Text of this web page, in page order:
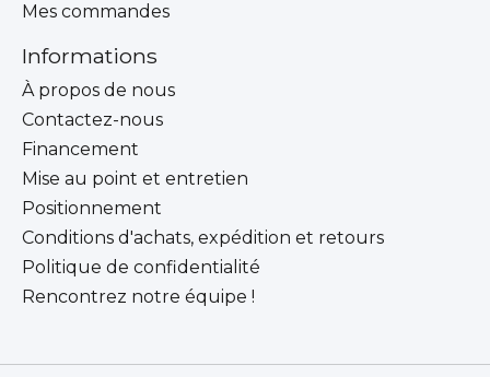
Mes commandes
Informations
À propos de nous
Contactez-nous
Financement
Mise au point et entretien
Positionnement
Conditions d'achats, expédition et retours
Politique de confidentialité
Rencontrez notre équipe !